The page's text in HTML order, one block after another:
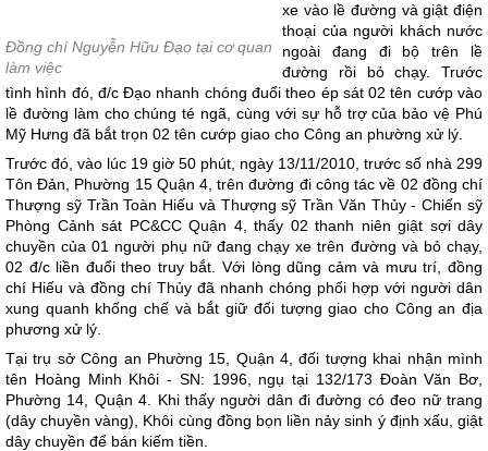
Đồng chíNguyễn Hữu Đạo tại cơ quan
làm việc
xe vào lề đường và giật điện
thoại của người khách nước
ngoài đang đi bộ trên lề
đường rồi bỏ chạy. Trước
tình hình đó, đ/c Đạo nhanh chóng đuổi theo ép sát 02 tên cướp vào
lề đường làm cho chúng té ngã, cùng với sự hỗ trợ của bảo vệ Phú
Mỹ Hưng đã bắt trọn 02 tên cướp giao cho Công an phường xử lý.
Trước đó, vào lúc 19 giờ 50 phút, ngày 13/11/2010, trước số nhà 299
Tôn Đản, Phường 15 Quận 4, trên đường đi công tác về 02 đồng chí
Thượng sỹ Trần Toàn Hiếu và Thượng sỹ Trần Văn Thủy - Chiến sỹ
Phòng Cảnh sát PC&CC Quận 4, thấy 02 thanh niên giật sợi dây
chuyền của 01 người phụ nữ đang chạy xe trên đường và bỏ chạy,
02 đ/c liền đuổi theo truy bắt. Với lòng dũng cảm và mưu trí, đồng
chí Hiếu và đồng chí Thủy đã nhanh chóng phối hợp với người dân
xung quanh khống chế và bắt giữ đối tượng giao cho Công an địa
phương xử lý.
Tại trụ sở Công an Phường 15, Quận 4, đối tượng khai nhận mình
tên Hoàng Minh Khôi - SN: 1996, ngụ tại 132/173 Đoàn Văn Bơ,
Phường 14, Quận 4. Khi thấy người dân đi đường có đeo nữ trang
(dây chuyền vàng), Khôi cùng đồng bọn liền nảy sinh ý định xấu, giật
dây chuyền để bán kiếm tiền.